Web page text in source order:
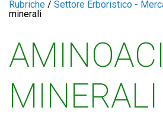
Rubriche / Settore Erboristico -
minerali
MINERALI